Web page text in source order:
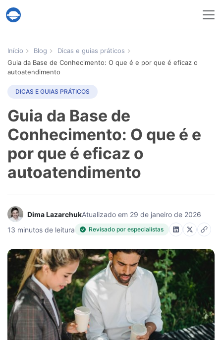
Serviço Help Desk Migration
Início Blog
Dicas e guias práticos
Guia da Base de Conhecimento: O que é e por que é eficaz o
autoatendimento
DICAS E GUIAS PRÁTICOS
Guia da Base de
Conhecimento: O que é e
por que é eficaz o
autoatendimento
Dima LazarchukAtualizado em 29 de janeiro de 2026
13 minutos de leitura
Revisado por especialistas